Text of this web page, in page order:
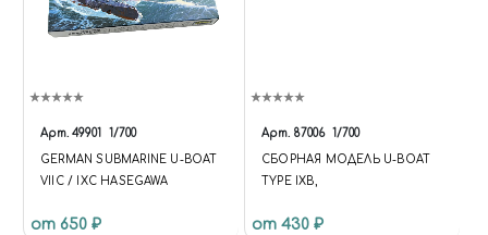
Арт. 49901 1/700
GERMAN SUBMARINE U-BOAT
VIIC / IXC HASEGAWA
от 650 ₽
Арт. 87006 1/700
СБОРНАЯ МОДЕЛЬ U-BOAT
TYPE IXB,
от 430 ₽